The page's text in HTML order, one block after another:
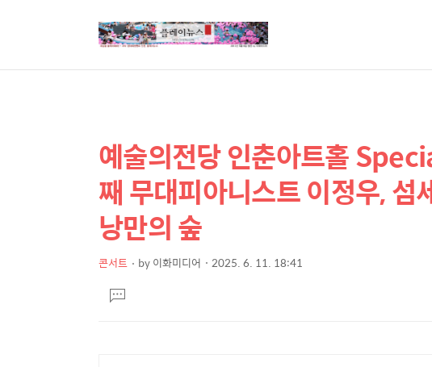
상
컨
텐
츠
본
문
제
예술의전당 인춘아트홀
째 무대피아니스트 이정우, 섬
낭만의 숲
콘서트 by이화미디어 2025. 6. 11. 18:41
문댓
글